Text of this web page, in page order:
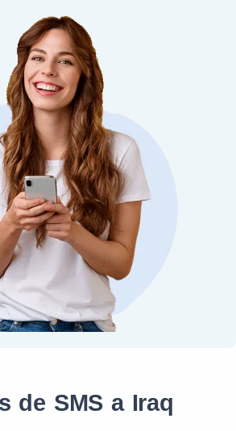
de SMS a Iraq